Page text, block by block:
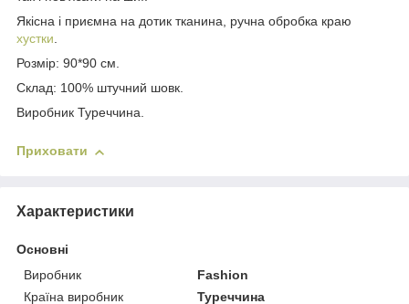
Якісна і приємна на дотик тканина, ручна обробка краю
хустки.
Розмір: 90*90 см.
Склад: 100% штучний шовк.
Виробник Туреччина.
Приховати
Характеристики
Основні
Виробник
Fashion
Країна виробник
Туреччина